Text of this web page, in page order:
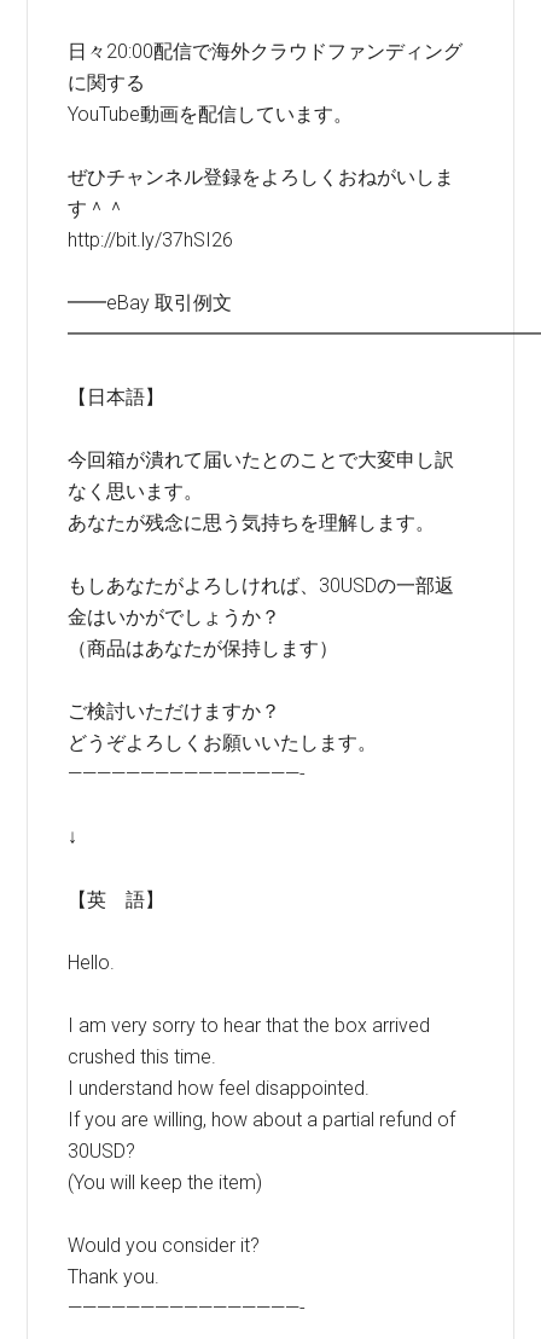
日々20:00配信で海外クラウドファンディング
に関する
YouTube動画を配信しています。
ぜひチャンネル登録をよろしくおねがいしま
す＾＾
http://bit.ly/37hSI26
━━eBay 取引例文
【日本語】
今回箱が潰れて届いたとのことで大変申し訳
なく思います。
あなたが残念に思う気持ちを理解します。
もしあなたがよろしければ、30USDの一部返
金はいかがでしょうか？
（商品はあなたが保持します）
ご検討いただけますか？
どうぞよろしくお願いいたします。
————————————————-
↓
【英 語】
Hello.
I am very sorry to hear that the box arrived
crushed this time.
I understand how feel disappointed.
If you are willing, how about a partial refund of
30USD?
(You will keep the item)
Would you consider it?
Thank you.
————————————————-